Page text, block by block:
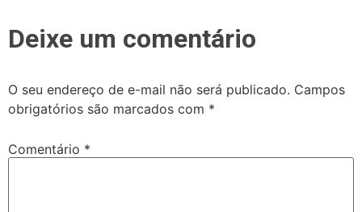
Deixe um comentário
O seu endereço de e-mail não será publicado. Campos
obrigatórios são marcados com *
Comentário *